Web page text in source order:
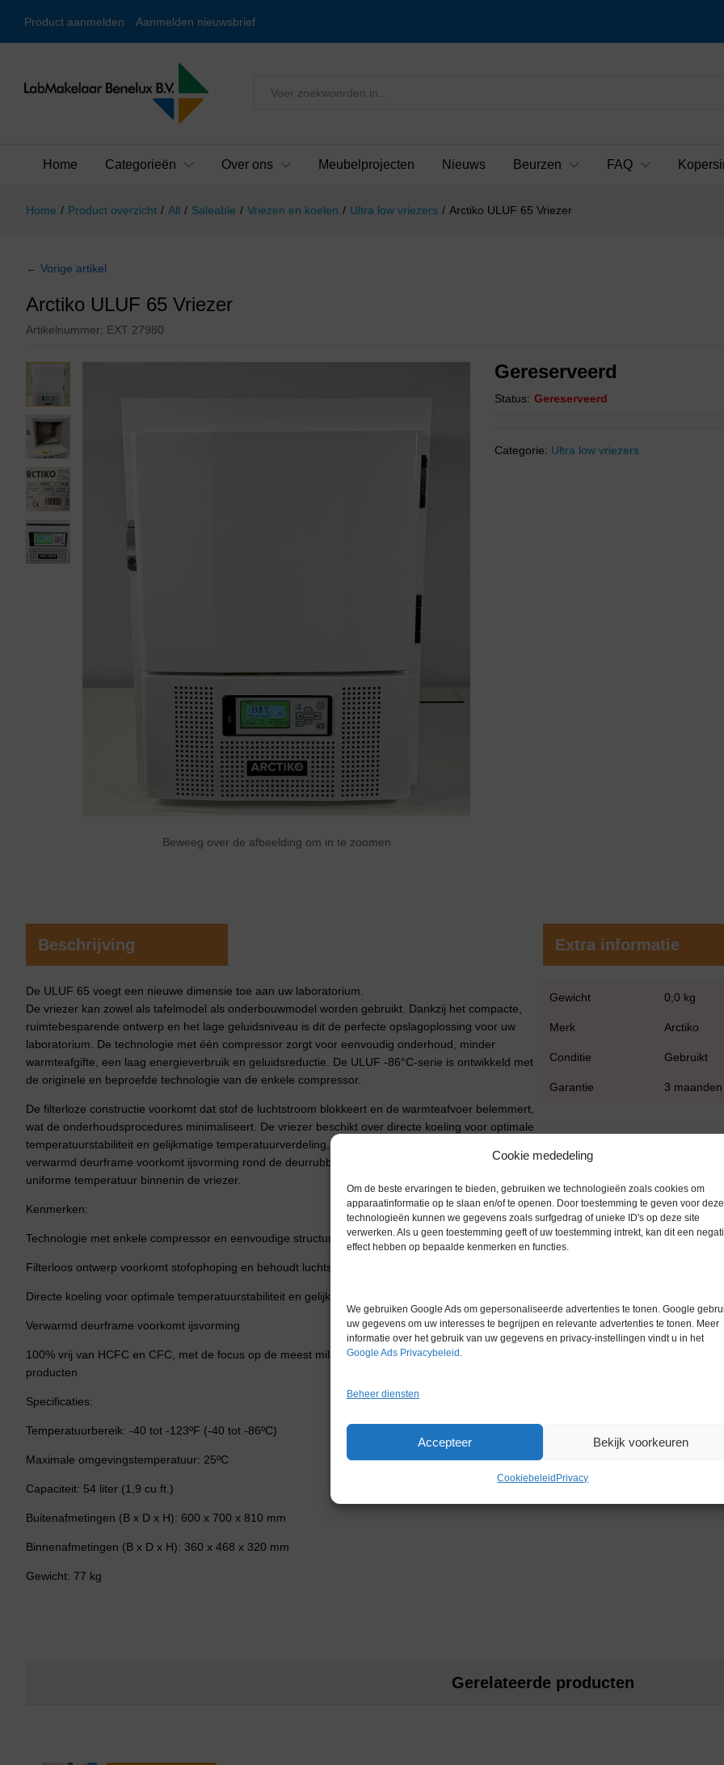
Cookie mededeling
Om de beste ervaringen te bieden, gebruiken we technologieën zoals cookies om
apparaatinformatie op te slaan en/of te openen. Door toestemming te geven voor deze
technologieën kunnen we gegevens zoals surfgedrag of unieke ID's op deze site
verwerken. Als u geen toestemming geeft of uw toestemming intrekt, kan dit een
effect hebben op bepaalde kenmerken en functies.
We gebruiken Google Ads om gepersonaliseerde advertenties te tonen. Google
uw gegevens om uw interesses te begrijpen en relevante advertenties te tonen. Meer
informatie over het gebruik van uw gegevens en privacy-instellingen vindt u in het
Google Ads Privacybeleid
Beheer diensten
Accepteer Bekijk voorkeuren
Cookiebeleid Privacy
Product aanmelden Aanmelden nieuwsbrief
Alles
Home Categorieën Over ons Meubelprojecten Nieuws Beurzen FAQ
Home / Product overzicht / All / Saleable / Vriezen en koelen / Ultra low vriezers / Arctiko ULUF 65 Vriezer
← Vorige artikel
Arctiko ULUF 65 Vriezer
Artikelnummer: EXT 27980
Beweeg over de afbeelding om in te zoomen
Gereserveerd
Status: Gereserveerd
Categorie: Ultra low vriezers
Beschrijving
De ULUF 65 voegt een nieuwe dimensie toe aan uw laboratorium.
De vriezer kan zowel als tafelmodel als onderbouwmodel worden gebruikt. Dankzij het compacte,
ruimtebesparende ontwerp en het lage geluidsniveau is dit de perfecte opslagoplossing voor uw
laboratorium. De technologie met één compressor zorgt voor eenvoudig onderhoud, minder
warmteafgifte, een laag energieverbruik en geluidsreductie. De ULUF -86°C-serie is ontwikkeld met
de originele en beproefde technologie van de enkele compressor.
De filterloze constructie voorkomt dat stof de luchtstroom blokkeert en de warmteafvoer belemmert,
wat de onderhoudsprocedures minimaliseert. De vriezer beschikt over directe koeling voor optimale
temperatuurstabiliteit en gelijkmatige temperatuurverdeling, zelfs bij meerdere deuropeningen. Een
verwarmd deurframe voorkomt ijsvorming rond de deurrubbers en zorgt voor een stabiele en
uniforme temperatuur binnenin de vriezer.
Kenmerken:
Technologie met enkele compressor en eenvoudige structuur
Filterloos ontwerp voorkomt stofophoping en behoudt luchtstroom
Directe koeling voor optimale temperatuurstabiliteit en gelijkmatigheid
Verwarmd deurframe voorkomt ijsvorming
100% vrij van HCFC en CFC, met de focus op de meest milieuvriendelijke oplossingen in onze
producten
Specificaties:
Temperatuurbereik: -40 tot -123ºF (-40 tot -86ºC)
Maximale omgevingstemperatuur: 25ºC
Capaciteit: 54 liter (1,9 cu.ft.)
Buitenafmetingen (B x D x H): 600 x 700 x 810 mm
Binnenafmetingen (B x D x H): 360 x 468 x 320 mm
Gewicht: 77 kg
Extra informatie
Gewicht 0,0 kg
Merk Arctiko
Conditie Gebruikt
Garantie 3 maanden
Gerelateerde producten